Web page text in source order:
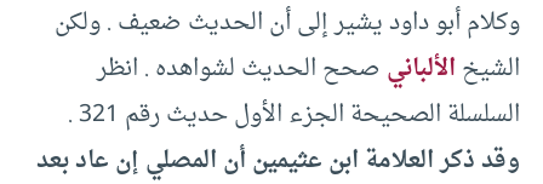
وكلام أبو داود يشير إلى أن الحديث ضعيف . ولكن
الشيخالألباني صحح الحديث لشواهده . انظر
السلسلة الصحيحة الجزء الأول حديث رقم 321 .
وقد ذكر العلامة ابن عثيمين أن المصلي إن عاد بعد